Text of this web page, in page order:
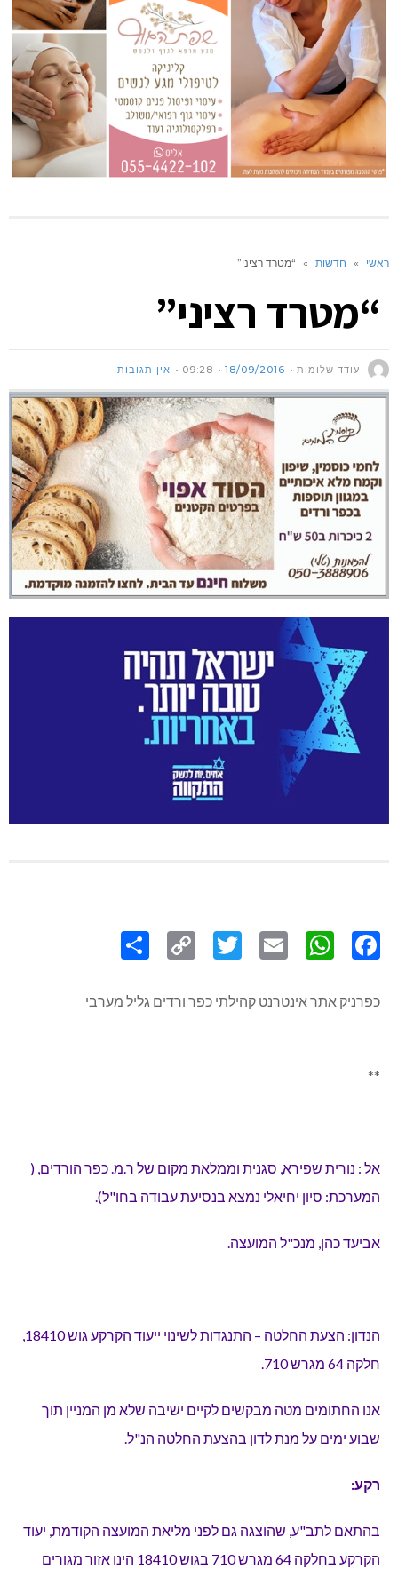
ראשי » חדשות » “מטרד רציני”
“מטרד רציני”
עודד שלומות 18/09/2016
09:28 אין תגובות
Link
כפרניק אתר אינטרנט קהילתי כפר ורדים גליל מערבי
**
אל : נורית שפירא, סגנית וממלאת מקום של ר.מ. כפר הורדים, (
המערכת: סיון יחיאלי נמצא בנסיעת עבודה בחו"ל).
אביעד כהן, מנכ"ל המועצה.
חלקה 64 מגרש 710.
אנו החתומים מטה מבקשים לקיים ישיבה שלא מן המניין תוך
שבוע ימים על מנת לדון בהצעת החלטה הנ"ל.
רקע:
בהתאם לתב"ע, שהוצגה גם לפני מליאת המועצה הקודמת, יעוד
הקרקע בחלקה 64 מגרש 710 בגוש 18410 הינו אזור מגורים